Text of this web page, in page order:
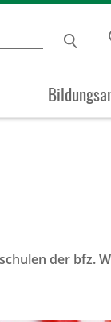
der bfz.